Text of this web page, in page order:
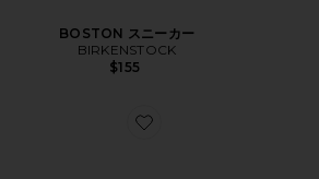
BOSTON スニーカー
BIRKENSTOCK
$155
Favorite BOSTON スニーカー